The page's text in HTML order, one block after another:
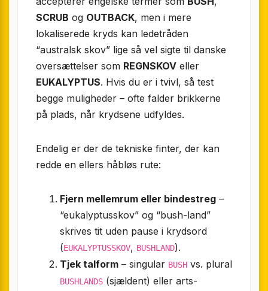
SCRUB og OUTBACK, men i mere
lokaliserede kryds kan ledetråden
“australsk skov” lige så vel sigte til danske
oversættelser som REGNSKOV eller
EUKALYPTUS. Hvis du er i tvivl, så test
begge muligheder – ofte falder brikkerne
på plads, når krydsene udfyldes.
Endelig er der de tekniske finter, der kan
redde en ellers håbløs rute:
Fjern mellemrum eller bindestreg –
“eukalyptusskov” og “bush-land”
skrives tit uden pause i krydsord
(EUKALYPTUSSKOV, BUSHLAND).
Tjek talform – singular BUSH vs. plural
BUSHLANDS (sjældent) eller arts-